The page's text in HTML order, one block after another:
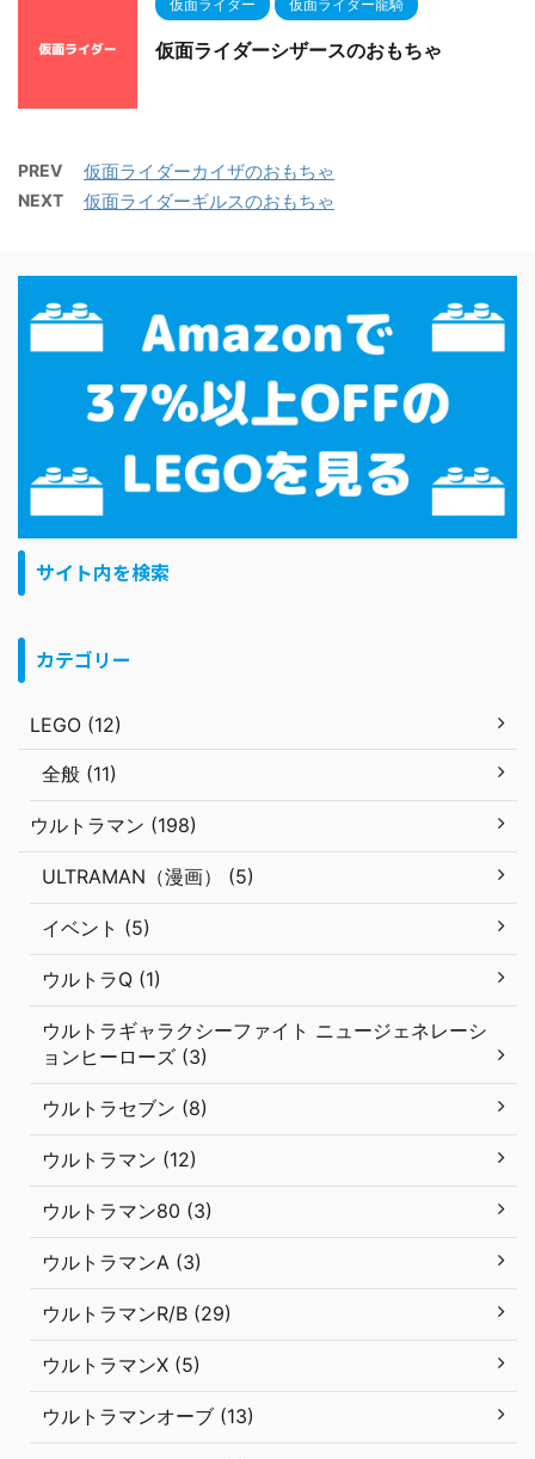
仮面ライダー 仮面ライダー龍騎
仮面ライダーシザースのおもちゃ
PREV 仮面ライダーカイザのおもちゃ
NEXT 仮面ライダーギルスのおもちゃ
サイト内を検索
カテゴリー
LEGO (12)
全般 (11)
ウルトラマン (198)
ULTRAMAN（漫画） (5)
イベント (5)
ウルトラQ (1)
ウルトラギャラクシーファイト ニュージェネレーシ
ョンヒーローズ (3)
ウルトラセブン (8)
ウルトラマン (12)
ウルトラマン80 (3)
ウルトラマンA (3)
ウルトラマンR/B (29)
ウルトラマンX (5)
ウルトラマンオーブ (13)